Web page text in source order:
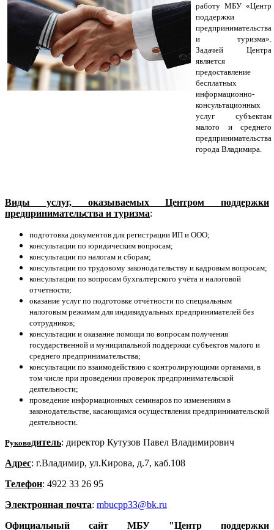
работу МБУ «Центр
поддержки
предпринимательства
и туризма».
Задачей Центра
является
предоставление
бесплатных
информационно-
консультационных
услуг субъектам
малого и среднего
предпринимательства
города Владимира.
Виды услуг, оказываемых Центром поддержки
предпринимательства и туризма:
подготовка документов для регистрации ИП и ООО;
консультации по юридическим вопросам;
консультации по налогам и сборам;
консультации по трудовому законодательству и кадровым вопросам;
консультации по вопросам бухгалтерского учёта и налоговой
отчетности;
оказание услуг по подготовке отчётности по специальным
налоговым режимам для индивидуальных предпринимателей без
сотрудников;
консультации и оказание помощи по вопросам получения
государственной и муниципальной поддержки субъектов малого и
среднего предпринимательства;
консультации по взаимодействию с контролирующими органами, в
том числе при проведении проверок предпринимательской
деятельности;
проведение информационных семинаров по изменениям в
законодательстве, касающимся осуществления предпринимательской
деятельности.
Руководитель: директор Кутузов Павел Владимирович
Адрес: г.Владимир, ул.Кирова, д.7, каб.108
Телефон: 4922 33 26 95
Электронная почта: mbucpp33@bk.ru
Официальный сайт МБУ "Центр поддержки